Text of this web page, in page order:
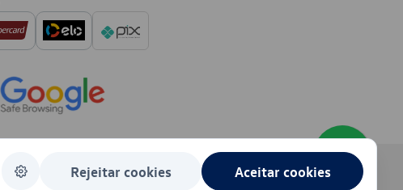
Rejeitar cookies Aceitar cookies